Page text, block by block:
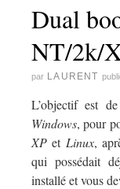
Dual
NT/2k/
par LAURENT
L’objectif est
Windows, pour
XP et Linux,
qui possédait
installé et vous